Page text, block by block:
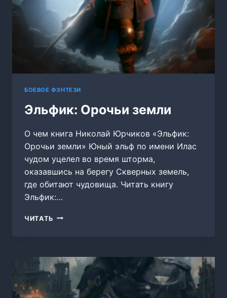
БОЕВОЕ ФЭНТЕЗИ
Эльфик: Орочьи земли
О чем книга Николай Юрчиков «Эльфик:
Орочьи земли» Юный эльф по имени Илас
чудом уцелел во время шторма,
оказавшись на берегу Скверных земель,
где обитают чудовища. Читать книгу
Эльфик:…
ЧИТАТЬ ЭЛЬФИК: